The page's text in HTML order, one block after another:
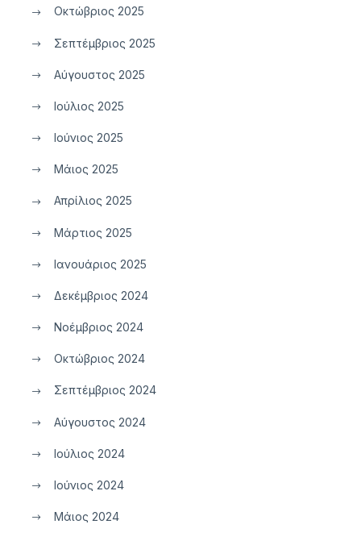
Οκτώβριος 2025
Σεπτέμβριος 2025
Αύγουστος 2025
Ιούλιος 2025
Ιούνιος 2025
Μάιος 2025
Απρίλιος 2025
Μάρτιος 2025
Ιανουάριος 2025
Δεκέμβριος 2024
Νοέμβριος 2024
Οκτώβριος 2024
Σεπτέμβριος 2024
Αύγουστος 2024
Ιούλιος 2024
Ιούνιος 2024
Μάιος 2024